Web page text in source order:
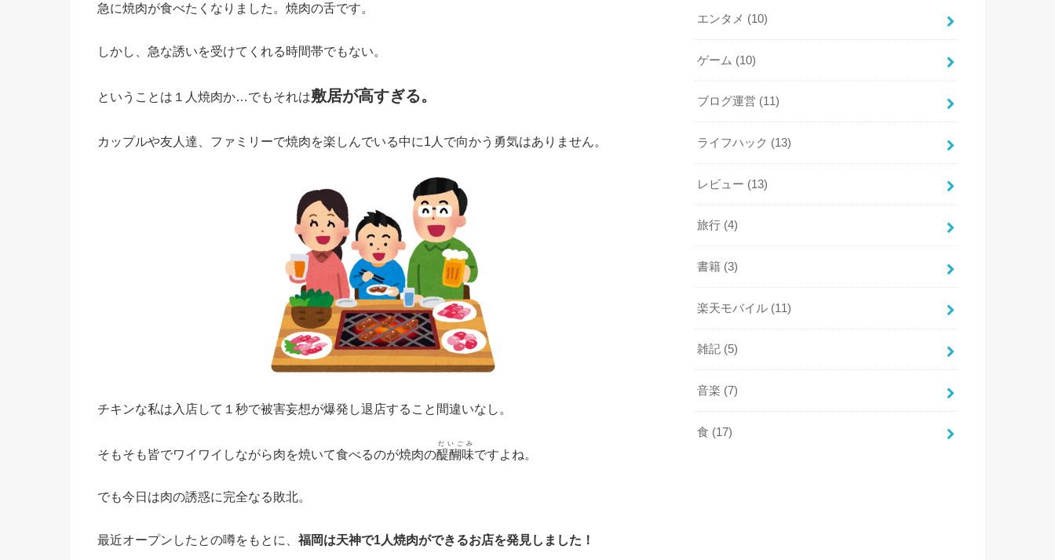
急に焼肉が食べたくなりました。焼肉の舌です。
しかし、急な誘いを受けてくれる時間帯でもない。
ということは１人焼肉か…でもそれは敷居が高すぎる。
カップルや友人達、ファミリーで焼肉を楽しんでいる中に1人で向かう勇気はありません。
チキンな私は入店して１秒で被害妄想が爆発し退店すること間違いなし。
そもそも皆でワイワイしながら肉を焼いて食べるのが焼肉の醍醐味
だいごみ
ですよね。
でも今日は肉の誘惑に完全なる敗北。
最近オープンしたとの噂をもとに、 福岡は天神で1人焼肉ができるお店を発見しました！
エンタメ (10)
ゲーム (10)
ブログ運営 (11)
ライフハック (13)
レビュー (13)
旅行 (4)
書籍 (3)
楽天モバイル (11)
雑記 (5)
音楽 (7)
食 (17)